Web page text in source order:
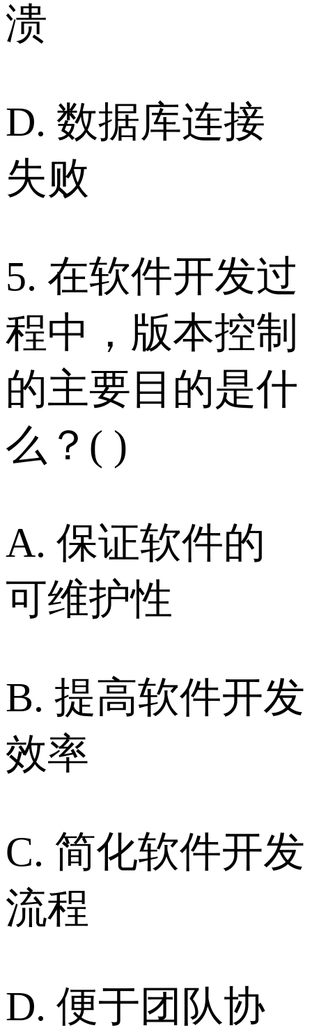
溃
D. 数据库连接
失败
5. 在软件开发过
程中，版本控制
的主要目的是什
么？( )
A. 保证软件的
可维护性
B. 提高软件开发
效率
C. 简化软件开发
流程
D. 便于团队协